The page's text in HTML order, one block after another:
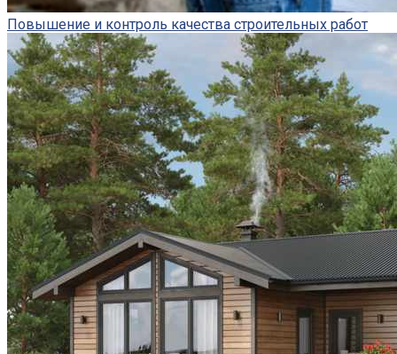
Повышение и контроль качества строительных работ